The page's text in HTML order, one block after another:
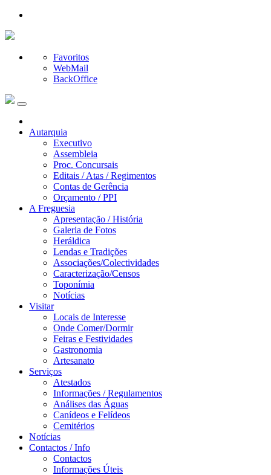
Favoritos
WebMail
BackOffice
Autarquia
Executivo
Assembleia
Proc. Concursais
Editais / Atas / Regimentos
Contas de Gerência
Orçamento / PPI
A Freguesia
Apresentação / História
Galeria de Fotos
Heráldica
Lendas e Tradições
Associações/Colectividades
Caracterização/Censos
Toponímia
Notícias
Visitar
Locais de Interesse
Onde Comer/Dormir
Feiras e Festividades
Gastronomia
Artesanato
Serviços
Atestados
Informações / Regulamentos
Análises das Águas
Canídeos e Felídeos
Cemitérios
Notícias
Contactos / Info
Contactos
Informações Úteis